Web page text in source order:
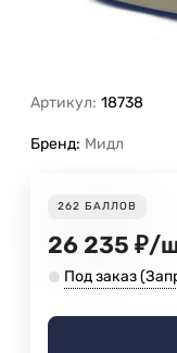
Артикул: 18738
Бренд: Мидл
262 БАЛЛОВ
26 235 ₽/
Под заказ